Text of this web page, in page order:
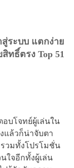
สู่ระบบ แตกง่าย
ทธิ์ตรง Top 51
บโจทย์ผู้เล่นใน
แล้วก็น่าจับตา
รวมทั้งโปรโมชั่น
ใจอีกทั้งผู้เล่น